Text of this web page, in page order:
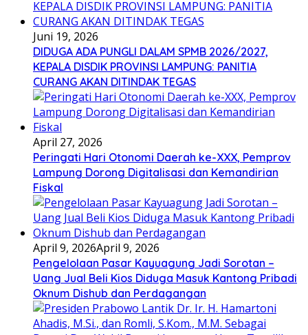
Juni 19, 2026
DIDUGA ADA PUNGLI DALAM SPMB 2026/2027,
KEPALA DISDIK PROVINSI LAMPUNG: PANITIA
CURANG AKAN DITINDAK TEGAS
April 27, 2026
Peringati Hari Otonomi Daerah ke-XXX, Pemprov
Lampung Dorong Digitalisasi dan Kemandirian
Fiskal
April 9, 2026April 9, 2026
Pengelolaan Pasar Kayuagung Jadi Sorotan –
Uang Jual Beli Kios Diduga Masuk Kantong Pribadi
Oknum Dishub dan Perdagangan